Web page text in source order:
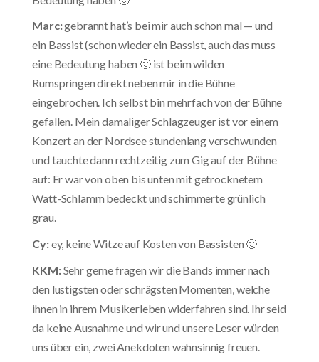
Marc:gebrannt hat’s bei mir auch schon mal — und
ein Bassist (schon wieder ein Bassist, auch das muss
eine Bedeutung haben 🙂 ist beim wilden
Rumspringen direkt neben mir in die Bühne
eingebrochen. Ich selbst bin mehrfach von der Bühne
gefallen. Mein damaliger Schlagzeuger ist vor einem
Konzert an der Nordsee stundenlang verschwunden
und tauchte dann rechtzeitig zum Gig auf der Bühne
auf: Er war von oben bis unten mit getrocknetem
Watt-Schlamm bedeckt und schimmerte grünlich
grau.
Cy:ey, keine Witze auf Kosten von Bassisten 🙂
KKM:Sehr gerne fragen wir die Bands immer nach
den lustigsten oder schrägsten Momenten, welche
ihnen in ihrem Musikerleben widerfahren sind. Ihr seid
da keine Ausnahme und wir und unsere Leser würden
uns über ein, zwei Anekdoten wahnsinnig freuen.